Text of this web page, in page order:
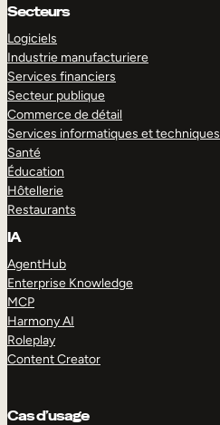
Secteurs
Logiciels
Industrie manufacturiere
Services financiers
Secteur publique
Commerce de détail
Services informatiques et techniques
Santé
Éducation
Hôtellerie
Restaurants
IA
AgentHub
Enterprise Knowledge
MCP
Harmony AI
Roleplay
Content Creator
Cas d’usage